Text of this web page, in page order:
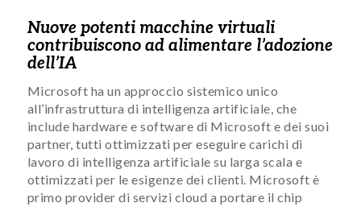
Nuove potenti macchine virtuali
contribuiscono ad alimentare l’adozione
dell’IA
Microsoft ha un approccio sistemico unico
all’infrastruttura di intelligenza artificiale, che
include hardware e software di Microsoft e dei suoi
partner, tutti ottimizzati per eseguire carichi di
lavoro di intelligenza artificiale su larga scala e
ottimizzati per le esigenze dei clienti. Microsoft è
primo provider di servizi cloud a portare il chip